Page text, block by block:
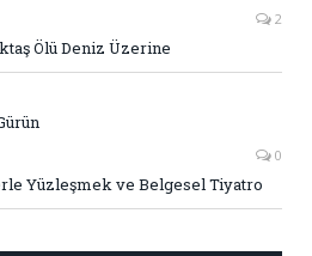
2
Ölü Deniz Üzerine
0
Yüzleşmek ve Belgesel Tiyatro